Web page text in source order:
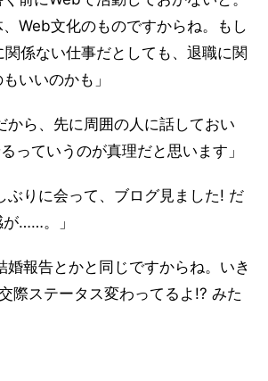
Web文化のものですからね。もし
係ない仕事だとしても、退職に関
いいのかも」
から、先に周囲の人に話しておい
っていうのが真理だと思います」
ぶりに会って、ブログ見ました! だ
……。」
婚報告とかと同じですからね。いき
際ステータス変わってるよ!? みた